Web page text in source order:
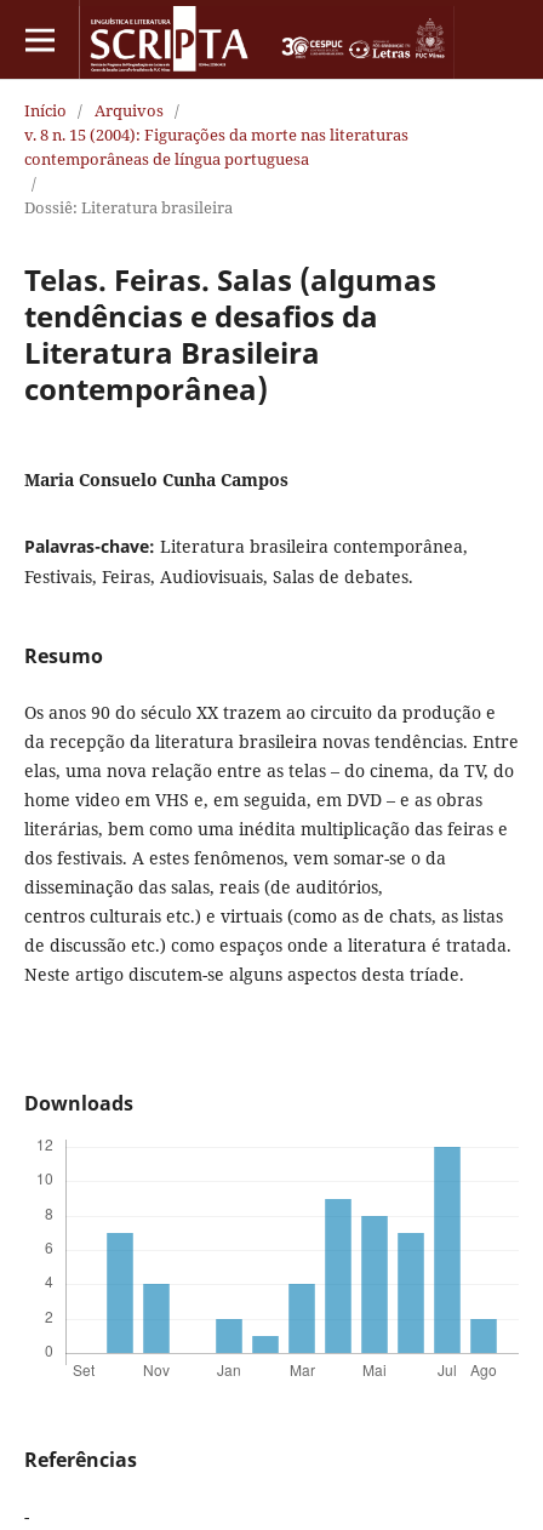
Início / Arquivos /
v. 8 n. 15 (2004): Figurações da morte nas literaturas
contemporâneas de língua portuguesa
/
Dossiê: Literatura brasileira
Telas. Feiras. Salas (algumas
tendências e desafios da
Literatura Brasileira
contemporânea)
Maria Consuelo Cunha Campos
Palavras-chave: Literatura brasileira contemporânea,
Festivais, Feiras, Audiovisuais, Salas de debates.
Resumo
Os anos 90 do século XX trazem ao circuito da produção e
da recepção da literatura brasileira novas tendências. Entre
elas, uma nova relação entre as telas – do cinema, da TV, do
home video em VHS e, em seguida, em DVD – e as obras
literárias, bem como uma inédita multiplicação das feiras e
dos festivais. A estes fenômenos, vem somar-se o da
disseminação das salas, reais (de auditórios,
centros culturais etc.) e virtuais (como as de chats, as listas
de discussão etc.) como espaços onde a literatura é tratada.
Neste artigo discutem-se alguns aspectos desta tríade.
Downloads
Referências
-